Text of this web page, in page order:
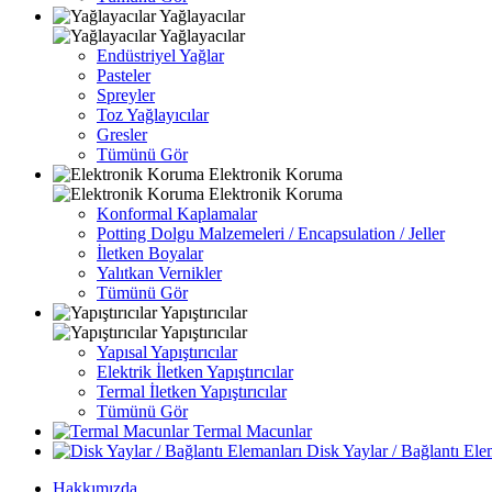
Yağlayacılar
Yağlayacılar
Endüstriyel Yağlar
Pasteler
Spreyler
Toz Yağlayıcılar
Gresler
Tümünü Gör
Elektronik Koruma
Elektronik Koruma
Konformal Kaplamalar
Potting Dolgu Malzemeleri / Encapsulation / Jeller
İletken Boyalar
Yalıtkan Vernikler
Tümünü Gör
Yapıştırıcılar
Yapıştırıcılar
Yapısal Yapıştırıcılar
Elektrik İletken Yapıştırıcılar
Termal İletken Yapıştırıcılar
Tümünü Gör
Termal Macunlar
Disk Yaylar / Bağlantı
Hakkımızda